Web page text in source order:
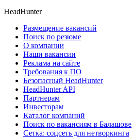
HeadHunter
Размещение вакансий
Поиск по резюме
О компании
Наши вакансии
Реклама на сайте
Требования к ПО
Безопасный HeadHunter
HeadHunter API
Партнерам
Инвесторам
Каталог компаний
Поиск по вакансиям в Балашове
Сетка: соцсеть для нетворкинга